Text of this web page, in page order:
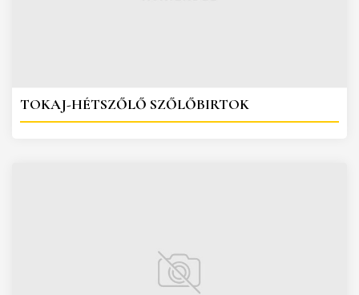
TOKAJ-HÉTSZŐLŐ SZŐLŐBIRTOK